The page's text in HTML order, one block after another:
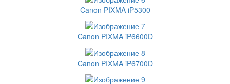
Canon PIXMA iP5300
Canon PIXMA iP6600D
Canon PIXMA iP6700D